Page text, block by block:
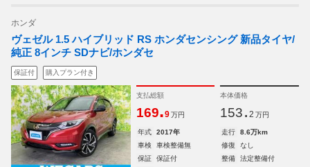
ホンダ
ヴェゼル 1.5 ハイブリッド RS ホンダセンシング 新品タイヤ/
純正 8インチ SDナビ/ホンダセ
保証付 購入プラン付き
支払総額
169.9 万円
本体価格
153. 2 万円
年式 2017年 走行
8.6万km
車検
車検整備無 修復
なし
保証
保証付 整備
法定整備付